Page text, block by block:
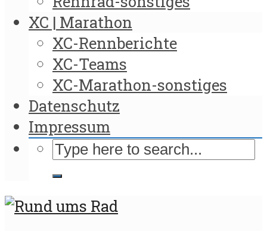
XC | Marathon
XC-Rennberichte
XC-Teams
XC-Marathon-sonstiges
Datenschutz
Impressum